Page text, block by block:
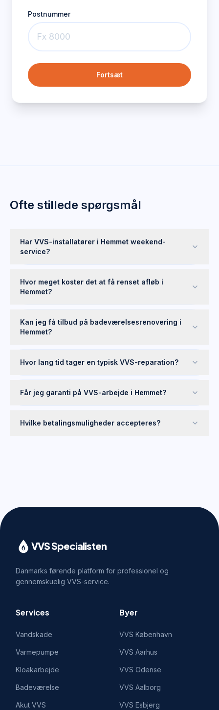
Postnummer
Fortsæt
Ofte stillede spørgsmål
Har VVS-installatører i Hemmet weekend-
service?
Hvor meget koster det at få renset afløb i
Hemmet?
Kan jeg få tilbud på badeværelsesrenovering i
Hemmet?
Hvor lang tid tager en typisk VVS-reparation?
Får jeg garanti på VVS-arbejde i Hemmet?
Hvilke betalingsmuligheder accepteres?
VVS Specialisten
Danmarks førende platform for professionel og
gennemskuelig VVS-service.
Services
Vandskade
Varmepumpe
Kloakarbejde
Badeværelse
Akut VVS
Byer
VVS København
VVS Aarhus
VVS Odense
VVS Aalborg
VVS Esbjerg